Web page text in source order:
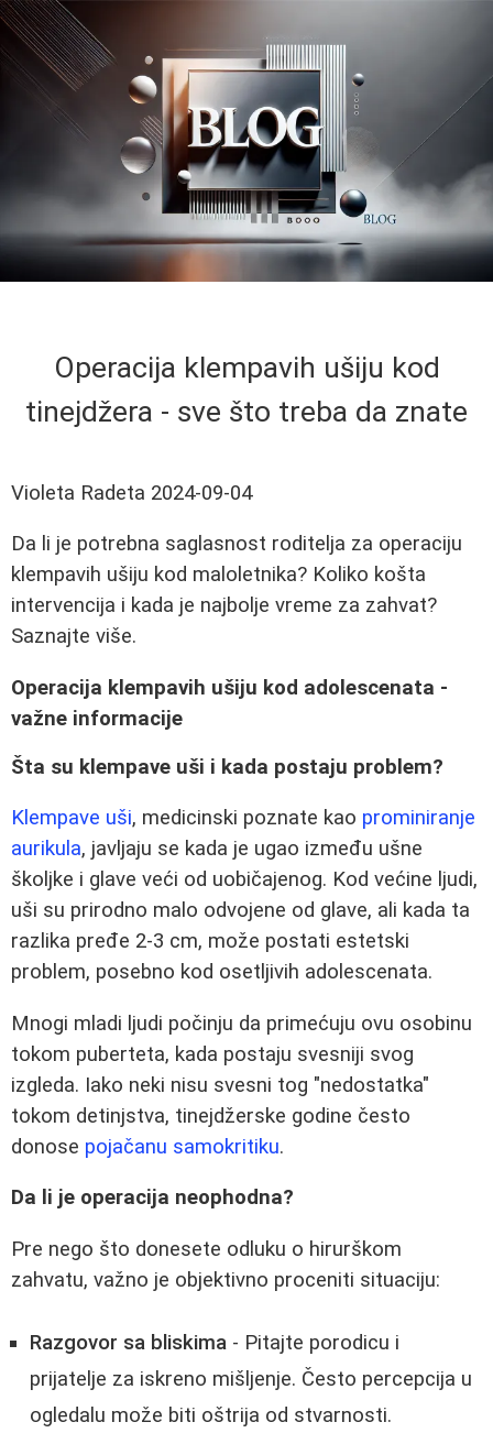
Operacija klempavih ušiju kod
tinejdžera - sve što treba da znate
Violeta Radeta 2024-09-04
Da li je potrebna saglasnost roditelja za operaciju
klempavih ušiju kod maloletnika? Koliko košta
intervencija i kada je najbolje vreme za zahvat?
Saznajte više.
Operacija klempavih ušiju kod adolescenata -
važne informacije
Šta su klempave uši i kada postaju problem?
Klempave uši, medicinski poznate kao prominiranje
aurikula, javljaju se kada je ugao između ušne
školjke i glave veći od uobičajenog. Kod većine ljudi,
uši su prirodno malo odvojene od glave, ali kada ta
razlika pređe 2-3 cm, može postati estetski
problem, posebno kod osetljivih adolescenata.
Mnogi mladi ljudi počinju da primećuju ovu osobinu
tokom puberteta, kada postaju svesniji svog
izgleda. Iako neki nisu svesni tog "nedostatka"
tokom detinjstva, tinejdžerske godine često
donose pojačanu samokritiku.
Da li je operacija neophodna?
Pre nego što donesete odluku o hirurškom
zahvatu, važno je objektivno proceniti situaciju:
Razgovor sa bliskima - Pitajte porodicu i
prijatelje za iskreno mišljenje. Često percepcija u
ogledalu može biti oštrija od stvarnosti.